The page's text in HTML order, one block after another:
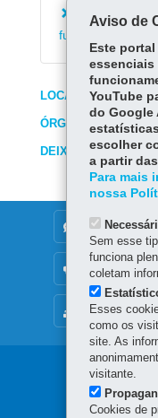
Emitir
fundamental e
LOCAIS DE
ÓRGÃO
DEIXE SUA OPINIÃO
MAPA DO SITE
DENUNCIE
OUVIDORIA
principal
Aviso de
Este
essenciais
YouTube
do Google
escolher
a partir
Para mais
nossa
Sem esse
funciona
coletam
Esses
como os
site. As
visitante.
Cookies de